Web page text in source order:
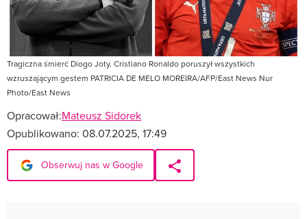
Tragiczna śmierć Diogo Joty. Cristiano Ronaldo poruszył wszystkich
wzruszającym gestem PATRICIA DE MELO MOREIRA/AFP/East News Nur
Photo/East News
Opracował:Mateusz Sidorek
Opublikowano: 08.07.2025, 17:49
Obserwuj nas w Google